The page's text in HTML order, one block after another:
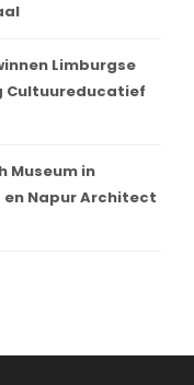
Limburgse
Cultuureducatief
Museum in
en Napur Architect